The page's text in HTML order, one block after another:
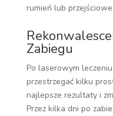
rumień lub
Zabiegu
Po laserowym
przestrzegać kilku
najlepsze rezultaty i
Przez kilka dni po